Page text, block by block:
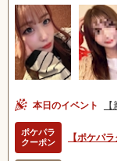
本日のイベント
ポケパラ
クーポン
【ポケパ